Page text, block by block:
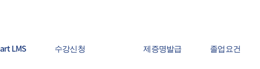
LMS 수강신청 제증명발급 졸업요건